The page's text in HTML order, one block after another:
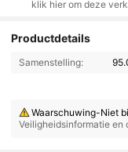
klik hier om deze
Productdetails
Samenstelling:
Waarschuwing-Niet
Veiligheidsinformatie